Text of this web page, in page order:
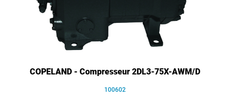
COPELAND - Compresseur 2DL3-75X-AWM/D
100602